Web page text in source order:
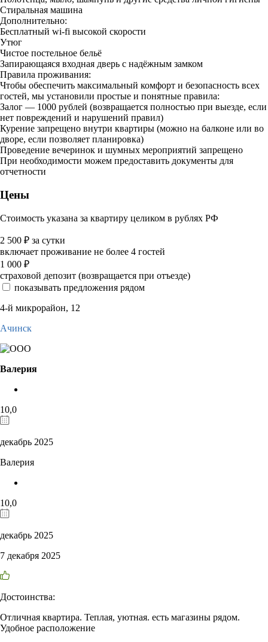
Стиральная машина
Дополнительно:
Бесплатный wi-fi высокой скорости
Утюг
Чистое постельное бельё
Запирающаяся входная дверь с надёжным замком
Правила проживания:
Чтобы обеспечить максимальный комфорт и безопасность всех
гостей, мы установили простые и понятные правила:
Залог — 1000 рублей (возвращается полностью при выезде, если
нет повреждений и нарушений правил)
Курение запрещено внутри квартиры (можно на балконе или во
дворе, если позволяет планировка)
Проведение вечеринок и шумных мероприятий запрещено
При необходимости можем предоставить документы для
отчетности
Цены
Стоимость указана за квартиру целиком в рублях РФ
2 500 ₽ за сутки
включает проживание не более 4 гостей
1 000 ₽
страховой депозит (возвращается при отъезде)
показывать предложения рядом
4-й микрорайон, 12
Ачинск
Валерия
10,0
декабрь 2025
Валерия
10,0
декабрь 2025
7 декабря 2025
Достоинства:
Отличная квартира. Теплая, уютная. есть магазины рядом.
Удобное расположение